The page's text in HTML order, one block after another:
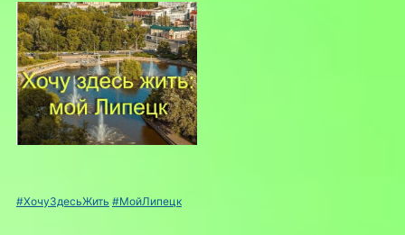
#ХочуЗдесьЖить #МойЛипецк